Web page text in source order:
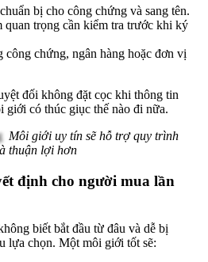
bị cho công chứng và sang tên.
quan trọng cần kiểm tra trước khi ký
chứng, ngân hàng hoặc đơn vị
đối không đặt cọc khi thông tin
giới có thúc giục thế nào đi nữa.
Môi giới uy tín sẽ hỗ trợ quy trình
thuận lợi hơn
định cho người mua lần
biết bắt đầu từ đâu và dễ bị
lựa chọn. Một môi giới tốt sẽ: